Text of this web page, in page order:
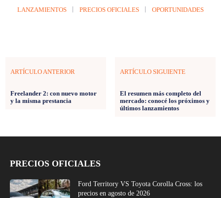
LANZAMIENTOS PRECIOS OFICIALES OPORTUNIDADES
ARTÍCULO ANTERIOR
Freelander 2: con nuevo motor
y la misma prestancia
ARTÍCULO SIGUIENTE
El resumen más completo del
mercado: conocé los próximos y
últimos lanzamientos
PRECIOS OFICIALES
Ford Territory VS Toyota Corolla Cross: los
precios en agosto de 2026